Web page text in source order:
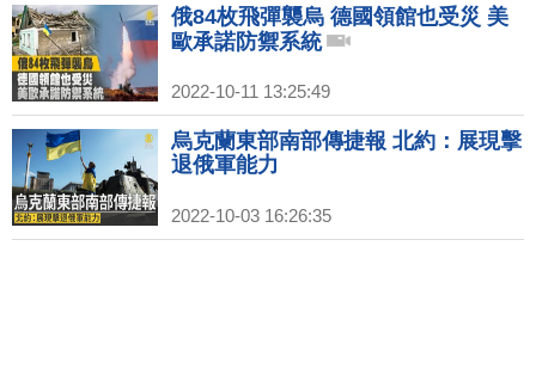
俄84枚飛彈襲烏 德國領館也受災 美
歐承諾防禦系統
2022-10-11 13:25:49
烏克蘭東部南部傳捷報 北約：展現擊
退俄軍能力
2022-10-03 16:26:35